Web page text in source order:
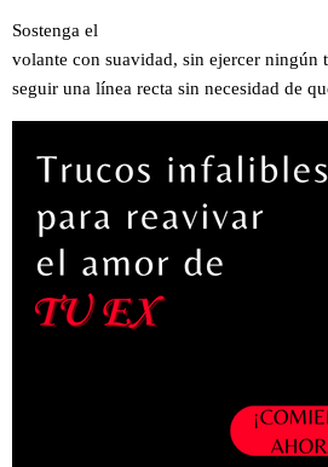
Sostenga el
volante con suavidad, sin ejercer
seguir una línea recta sin necesidad de